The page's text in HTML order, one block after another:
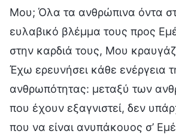
Μου; Όλα τα ανθρώπινα όντα
ευλαβικό βλέμμα τους προς
στην καρδιά τους, Μου
Έχω ερευνήσει κάθε ενέργεια
ανθρωπότητας: μεταξύ των
που έχουν εξαγνιστεί, δεν
που να είναι ανυπάκουος σ’